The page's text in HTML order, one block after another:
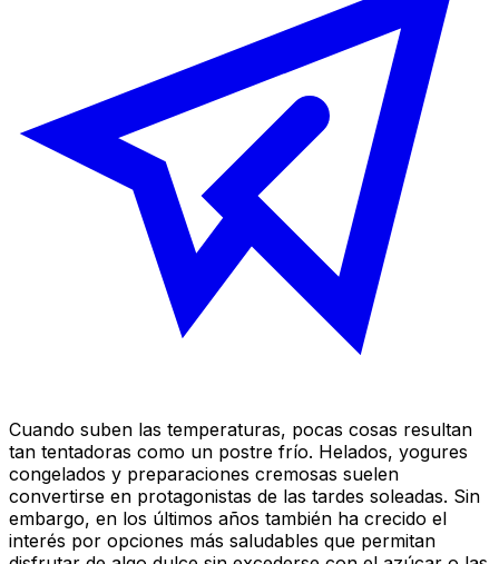
Cuando suben las temperaturas, pocas cosas resultan
tan tentadoras como un postre frío. Helados, yogures
congelados y preparaciones cremosas suelen
convertirse en protagonistas de las tardes soleadas. Sin
embargo, en los últimos años también ha crecido el
interés por opciones más saludables que permitan